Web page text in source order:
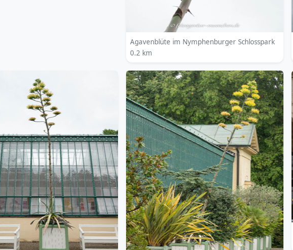
Agavenblüte im Nymphenburger Schlosspark
0.2 km